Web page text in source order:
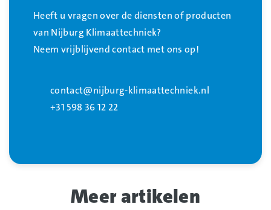
Heeft u vragen over de diensten of producten
van Nijburg Klimaattechniek?
Neem vrijblijvend contact met ons op!
contact@nijburg-klimaattechniek.nl
+31 598 36 12 22
Meer artikelen